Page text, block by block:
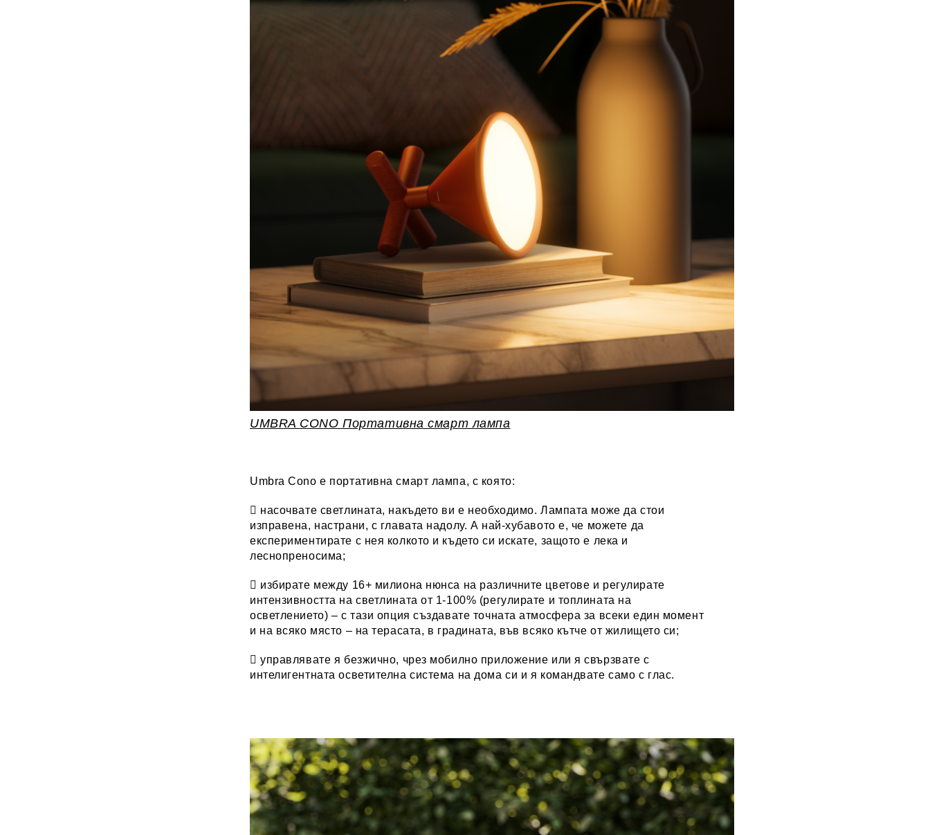
UMBRA CONO Портативна смарт лампа
Umbra Cono е портативна смарт лампа, с която:
 насочвате светлината, накъдето ви е необходимо. Лампата може да стои
изправена, настрани, с главата надолу. А най-хубавото е, че можете да
експериментирате с нея колкото и където си искате, защото е лека и
леснопреносима;
 избирате между 16+ милиона нюнса на различните цветове и регулирате
интензивността на светлината от 1-100% (регулирате и топлината на
осветлението) – с тази опция създавате точната атмосфера за всеки един момент
и на всяко място – на терасата, в градината, във всяко кътче от жилището си;
 управлявате я безжично, чрез мобилно приложение или я свързвате с
интелигентната осветителна система на дома си и я командвате само с глас.